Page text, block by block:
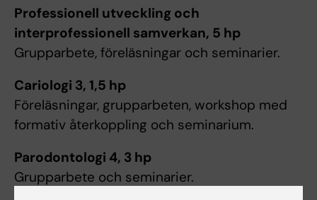
Professionell utveckling och
interprofessionell samverkan, 5 hp
Grupparbete, föreläsningar och seminarier.
Cariologi 3, 1,5 hp
Föreläsningar, grupparbeten, workshop med
formativ återkoppling och seminarium.
Parodontologi 4, 3 hp
Grupparbete och seminarier.